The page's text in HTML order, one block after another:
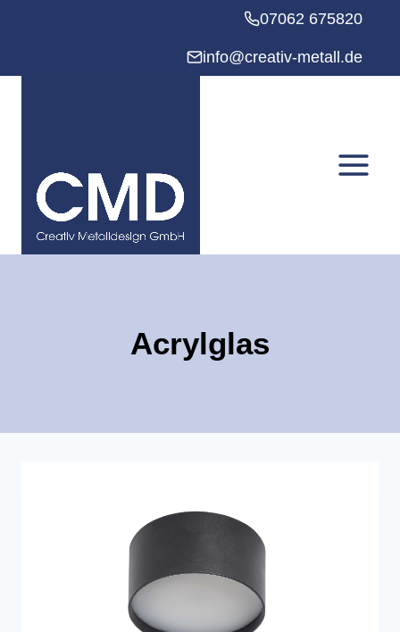
07062 675820
info@creativ-metall.de
Acrylglas